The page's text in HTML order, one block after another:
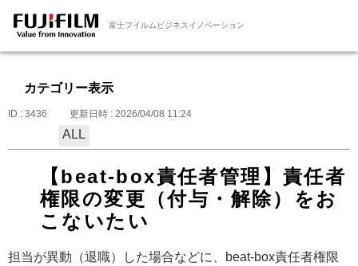
富士フイルムビジネスイノベーション
カテゴリー表示
ID : 3436 更新日時 : 2026/04/08 11:24
ALL
【beat-box責任者管理】責任者
権限の変更（付与・解除）をお
こないたい
担当が異動（退職）した場合などに、beat-box責任者権限